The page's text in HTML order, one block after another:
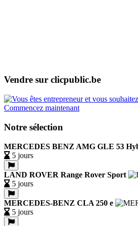
Vendre sur clicpublic.be
Commencez maintenant
Notre sélection
MERCEDES BENZ AMG GLE 53
5 jours
LAND ROVER Range Rover Sport
5 jours
MERCEDES-BENZ CLA 250 e
5 jours